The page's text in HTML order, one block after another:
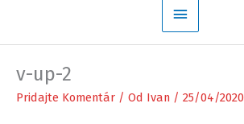
Hlavné
Menu
v-up-2
Pridajte Komentár / Od Ivan / 25/04/2020